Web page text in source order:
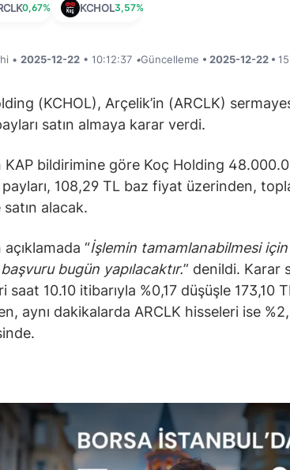
0,67% KCHOL3,57%
• 2025-12-22 • 10:12:37 •Güncelleme • 2025-12-22 •
(KCHOL), Arçelik’in (ARCLK)
satın almaya karar verdi.
KAP bildirimine göre Koç Holding
108,29 TL baz fiyat üzerinden,
alacak.
açıklamada “İşlemin tamamlanabilmesi
başvuru bugün yapılacaktır.” denildi. Karar
saat 10.10 itibarıyla %0,17 düşüşle 173,10
aynı dakikalarda ARCLK hisseleri ise